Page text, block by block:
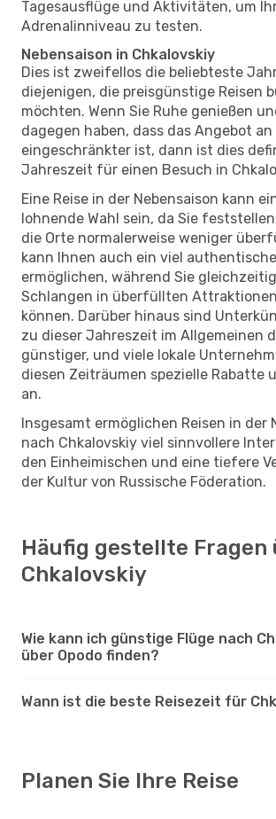
Tagesausflüge und Aktivitäten, um
Adrenalinniveau zu testen.
Nebensaison in Chkalovskiy
Dies ist zweifellos die beliebteste
diejenigen, die preisgünstige Reisen
möchten. Wenn Sie Ruhe genießen
dagegen haben, dass das Angebot
eingeschränkter ist, dann ist dies
Jahreszeit für einen Besuch in
Eine Reise in der Nebensaison kann
lohnende Wahl sein, da Sie
die Orte normalerweise weniger
kann Ihnen auch ein viel
ermöglichen, während Sie
Schlangen in überfüllten
können. Darüber hinaus sind
zu dieser Jahreszeit im Allgemeinen
günstiger, und viele lokale
diesen Zeiträumen spezielle Rabatte
an.
Insgesamt ermöglichen Reisen in der
nach Chkalovskiy viel sinnvollere
den Einheimischen und eine tiefere
der Kultur von Russische Föderation.
Häufig gestellte Fragen
Chkalovskiy
Wie kann ich günstige Flüge nach
über Opodo finden?
Wann ist die beste Reisezeit für
Planen Sie Ihre Reise